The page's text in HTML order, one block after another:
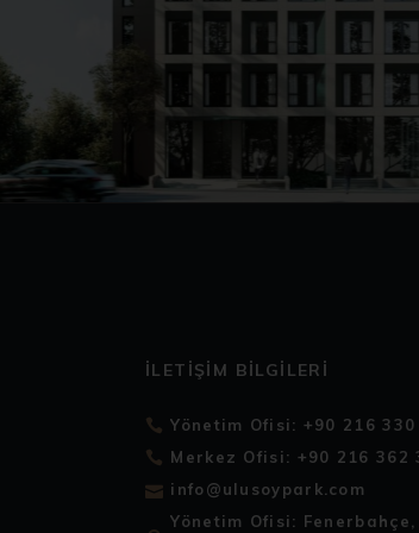
İLETIŞIM BILGILERI
Yönetim Ofisi: +90 216
Merkez Ofisi: +90 216 362
info@ulusoypark.com
Yönetim Ofisi: